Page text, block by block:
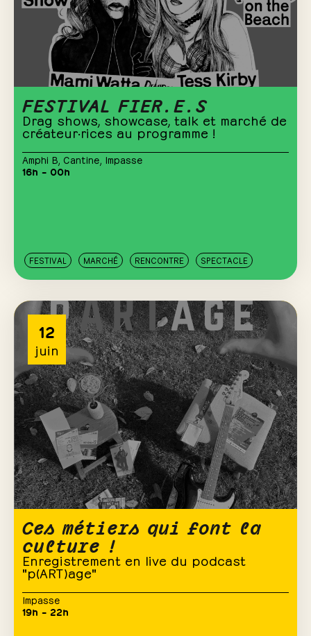
FESTIVAL FIER.E.S
Drag shows, showcase, talk et marché de
créateur·rices au programme !
Amphi B Cantine Impasse
16h – 00h
FESTIVAL MARCHÉ RENCONTRE SPECTACLE
12
juin
Ces métiers qui font la
culture !
Enregistrement en live du podcast
"p(ART)age"
Impasse
19h – 22h